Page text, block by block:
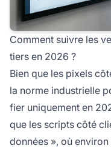
Comment suivre les
tiers en 2026 ?
Bien que les pixels
la norme industrielle
fier uniquement en
que les scripts côté
données », où